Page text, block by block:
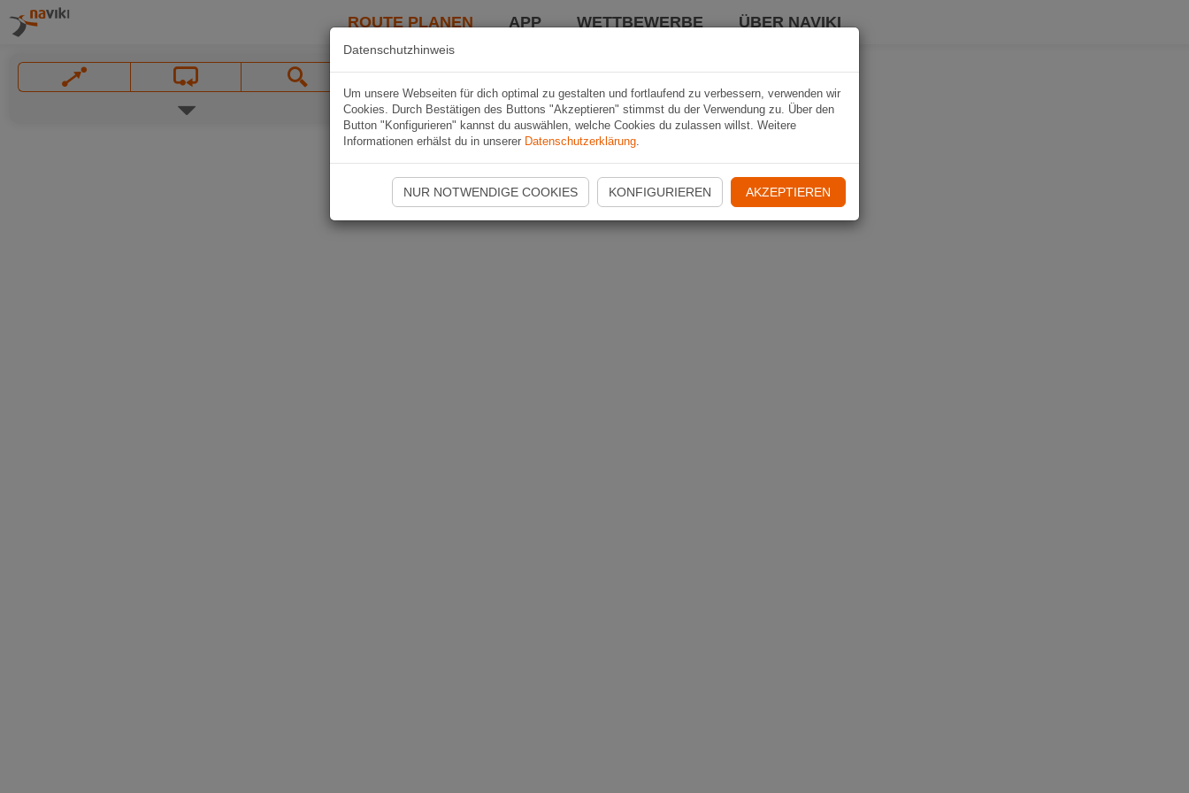
ROUTE PLANEN APP WETTBEWERBE ÜBER NAVIKI
Datenschutzhinweis
Um unsere Webseiten für dich optimal zu gestalten und fortlaufend zu verbessern, verwenden wir
Cookies. Durch Bestätigen des Buttons "Akzeptieren" stimmst du der Verwendung zu. Über den
Button "Konfigurieren" kannst du auswählen, welche Cookies du zulassen willst. Weitere
Informationen erhälst du in unserer Datenschutzerklärung.
NUR NOTWENDIGE COOKIES KONFIGURIEREN AKZEPTIEREN